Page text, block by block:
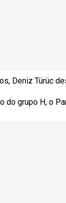
Deniz Türüc
do grupo H, o